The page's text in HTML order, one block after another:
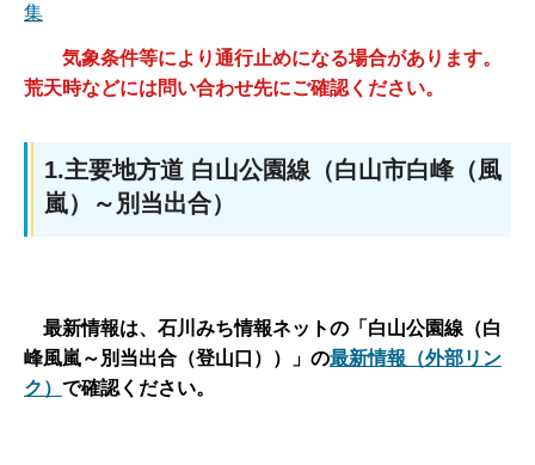
集
気象条件等により通行止めになる場合があります。
荒天時などには問い合わせ先にご確認ください。
1.主要地方道 白山公園線（白山市白峰（風
嵐）～別当出合）
最新情報は、石川みち情報ネットの「白山公園線（白
峰風嵐～別当出合（登山口））」の最新情報（外部リン
ク） で確認ください。